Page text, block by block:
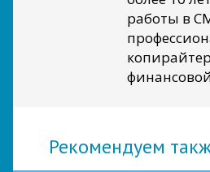
работы в
Рекомендуем